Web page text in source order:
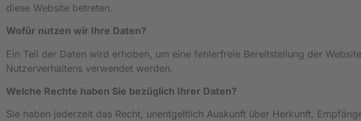
diese Website betreten.
Wofür nutzen wir Ihre Daten?
Ein Teil der Daten wird erhoben, um eine fehlerfreie Bereitstellung der
Nutzerverhaltens verwendet werden.
Welche Rechte haben Sie bezüglich Ihrer Daten?
Sie haben jederzeit das Recht, unentgeltlich Auskunft über Herkunft,